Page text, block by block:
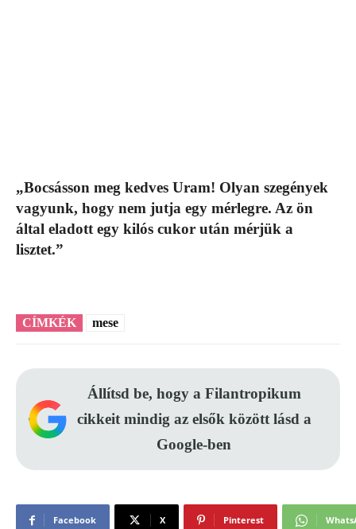
„Bocsásson meg kedves Uram! Olyan szegények
vagyunk, hogy nem jutja egy mérlegre. Az ön
által eladott egy kilós cukor után mérjük a
lisztet.”
CÍMKÉK mese
Állítsd be, hogy a Filantropikum
cikkeit mindig az elsők között lásd a
Google-ben
Facebook X Pinterest